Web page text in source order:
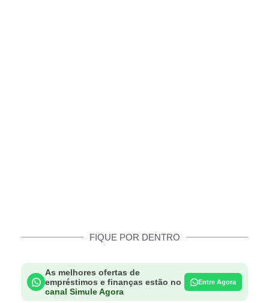
FIQUE POR DENTRO
As melhores ofertas de
empréstimos e finanças estão no
canal Simule Agora
Entre Agora